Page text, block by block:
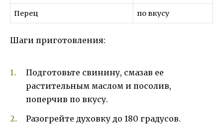
Перец по вкусу
Шаги приготовления:
Подготовьте свинину, смазав ее
растительным маслом и посолив,
поперчив по вкусу.
Разогрейте духовку до 180 градусов.